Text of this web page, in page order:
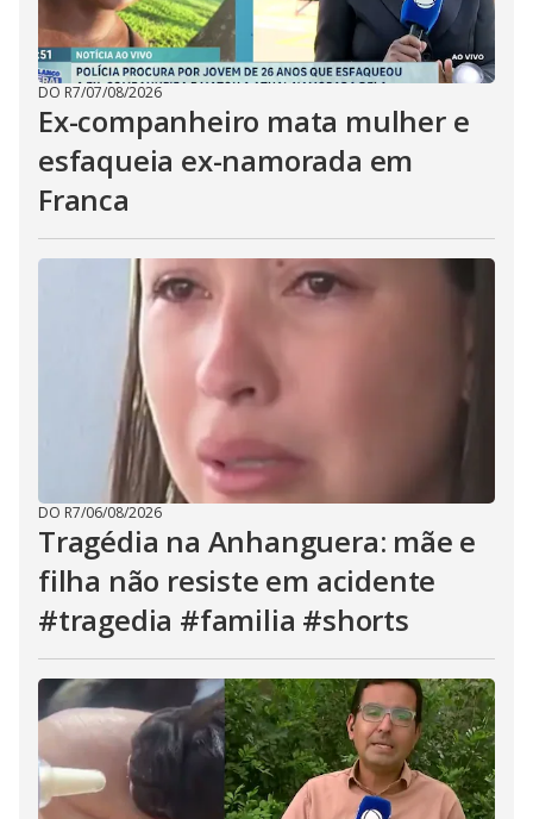
DO R7/07/08/2026
Ex-companheiro mata mulher e
esfaqueia ex-namorada em
Franca
DO R7/06/08/2026
Tragédia na Anhanguera: mãe e
filha não resiste em acidente
#tragedia #familia #shorts